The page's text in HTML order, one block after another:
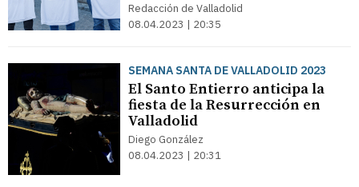
Redacción de Valladolid
08.04.2023 | 20:35
SEMANA SANTA DE VALLADOLID 2023
El Santo Entierro anticipa la
fiesta de la Resurrección en
Valladolid
Diego González
08.04.2023 | 20:31